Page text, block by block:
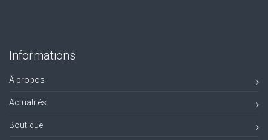
Informations
À propos
Actualités
Boutique